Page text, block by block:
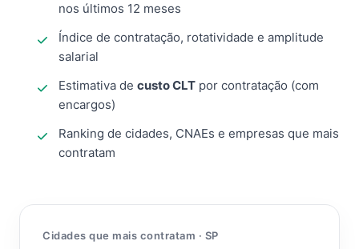
nos últimos 12 meses
Índice de contratação, rotatividade e amplitude
salarial
Estimativa de custo CLT por contratação (com
encargos)
Ranking de cidades, CNAEs e empresas que mais
contratam
Cidades que mais contratam · SP